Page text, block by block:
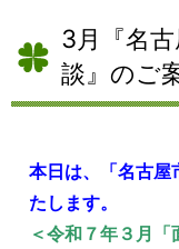
3月『名
談』のご
本日は、「名古屋
たします。
＜令和７年３月「